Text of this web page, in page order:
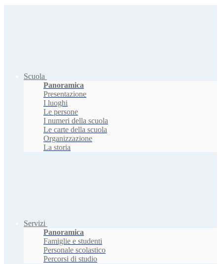
Scuola
Panoramica
Presentazione
I luoghi
Le persone
I numeri della scuola
Le carte della scuola
Organizzazione
La storia
Servizi
Panoramica
Famiglie e studenti
Personale scolastico
Percorsi di studio